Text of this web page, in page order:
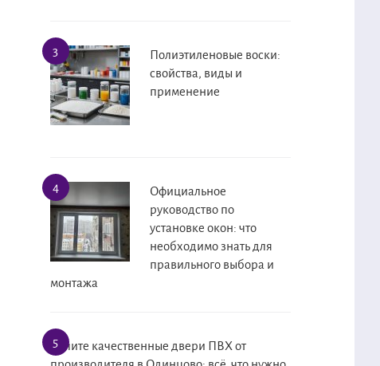
Полиэтиленовые воски:
свойства, виды и
применение
Официальное
руководство по
установке окон: что
необходимо знать для
правильного выбора и
монтажа
Купите качественные двери ПВХ от